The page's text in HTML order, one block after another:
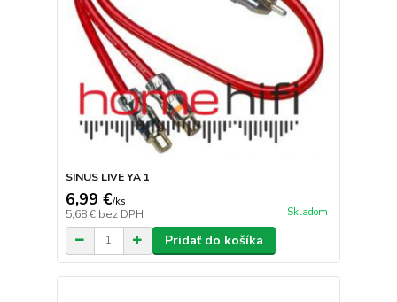
SINUS LIVE YA 1
6,99 €/ks
5,68 € bez DPH Skladom
Pridať do košíka